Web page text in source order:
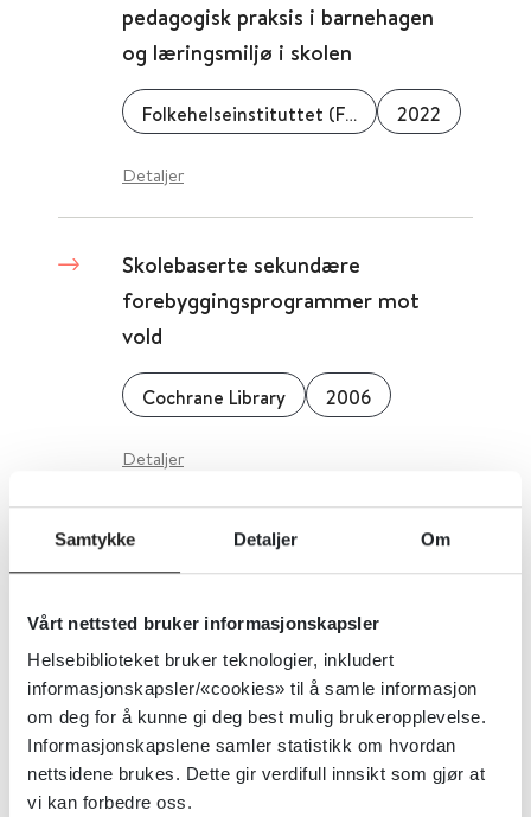
Samtykke Detaljer Om
Vårt nettsted bruker informasjonskapsler
Helsebiblioteket bruker teknologier, inkludert
informasjonskapsler/«cookies» til å samle informasjon
om deg for å kunne gi deg best mulig brukeropplevelse.
Informasjonskapslene samler statistikk om hvordan
nettsidene brukes. Dette gir verdifull innsikt som gjør at
vi kan forbedre oss.
pedagogisk praksis i barnehagen
og læringsmiljø i skolen
Folkehelseinstituttet (FHI) 2022
Detaljer
Skolebaserte sekundære
forebyggingsprogrammer mot
vold
Cochrane Library 2006
Detaljer
Skolebaserte programmer for å
forebygge selvskading inklusive
selvmord - SBUs sammenfatning
og konklusjoner
Statens beredning för medicinsk utvärdering (SBU) 2015
Detaljer